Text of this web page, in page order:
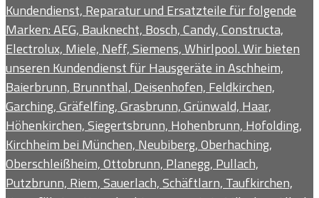
Kundendienst, Reparatur und Ersatzteile für folgende
Marken: AEG, Bauknecht, Bosch, Candy, Constructa,
Electrolux, Miele, Neff, Siemens, Whirlpool. Wir bieten
unseren Kundendienst für Hausgeräte in Aschheim,
Baierbrunn, Brunnthal, Deisenhofen, Feldkirchen,
Garching, Gräfelfing, Grasbrunn, Grünwald, Haar,
Höhenkirchen, Siegertsbrunn, Hohenbrunn, Hofolding,
Kirchheim bei München, Neubiberg, Oberhaching,
Oberschleißheim, Ottobrunn, Planegg, Pullach,
Putzbrunn, Riem, Sauerlach, Schäftlarn, Taufkirchen,